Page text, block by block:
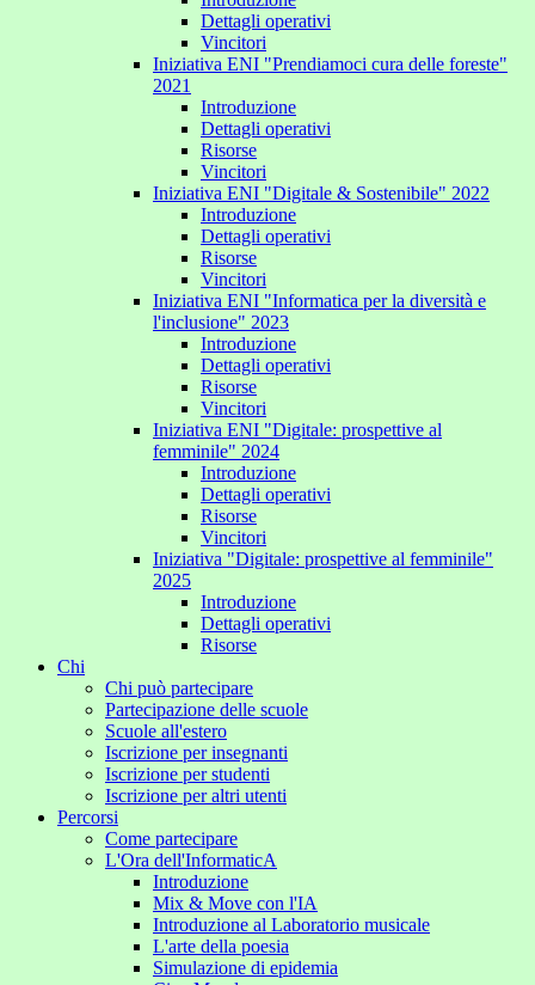
Dettagli operativi
Vincitori
Iniziativa ENI "Prendiamoci cura delle foreste"
2021
Introduzione
Dettagli operativi
Risorse
Vincitori
Iniziativa ENI "Digitale & Sostenibile" 2022
Introduzione
Dettagli operativi
Risorse
Vincitori
Iniziativa ENI "Informatica per la diversità e
l'inclusione" 2023
Introduzione
Dettagli operativi
Risorse
Vincitori
Iniziativa ENI "Digitale: prospettive al
femminile" 2024
Introduzione
Dettagli operativi
Risorse
Vincitori
Iniziativa "Digitale: prospettive al femminile"
2025
Introduzione
Dettagli operativi
Risorse
Chi
Chi può partecipare
Partecipazione delle scuole
Scuole all'estero
Iscrizione per insegnanti
Iscrizione per studenti
Iscrizione per altri utenti
Percorsi
Come partecipare
L'Ora dell'InformaticA
Introduzione
Mix & Move con l'IA
Introduzione al Laboratorio musicale
L'arte della poesia
Simulazione di epidemia